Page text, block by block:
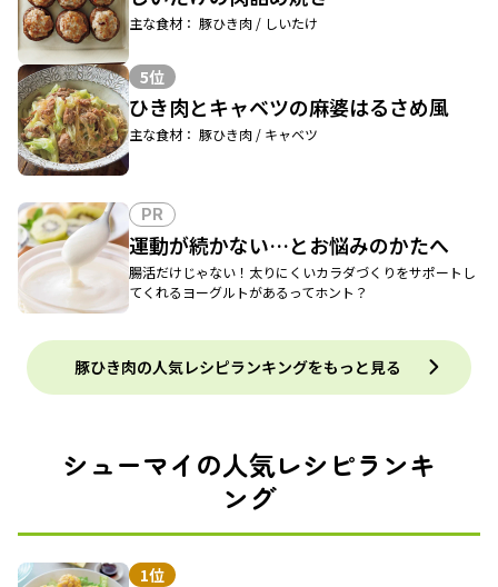
主な食材： 豚ひき肉 / しいたけ
5位
ひき肉とキャベツの麻婆はるさめ風
主な食材： 豚ひき肉 / キャベツ
PR
運動が続かない…とお悩みのかたへ
腸活だけじゃない！太りにくいカラダづくりをサポートし
てくれるヨーグルトがあるってホント？
豚ひき肉の人気レシピランキングをもっと見る
シューマイの人気レシピランキ
ング
1位